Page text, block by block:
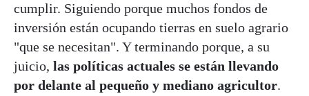
cumplir. Siguiendo porque muchos fondos de
inversión están ocupando tierras en suelo agrario
"que se necesitan". Y terminando porque, a su
juicio, las políticas actuales se están llevando
por delante al pequeño y mediano agricultor.